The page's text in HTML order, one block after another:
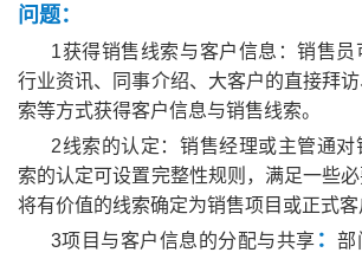
问题：
1获得销售线索与客户信息：销售员
行业资讯、同事介绍、大客户的直接拜
索等方式获得客户信息与销售线索。
2线索的认定：销售经理或主管通对
索的认定可设置完整性规则，满足一些必
将有价值的线索确定为销售项目或正式客
3项目与客户信息的分配与共享 ：部